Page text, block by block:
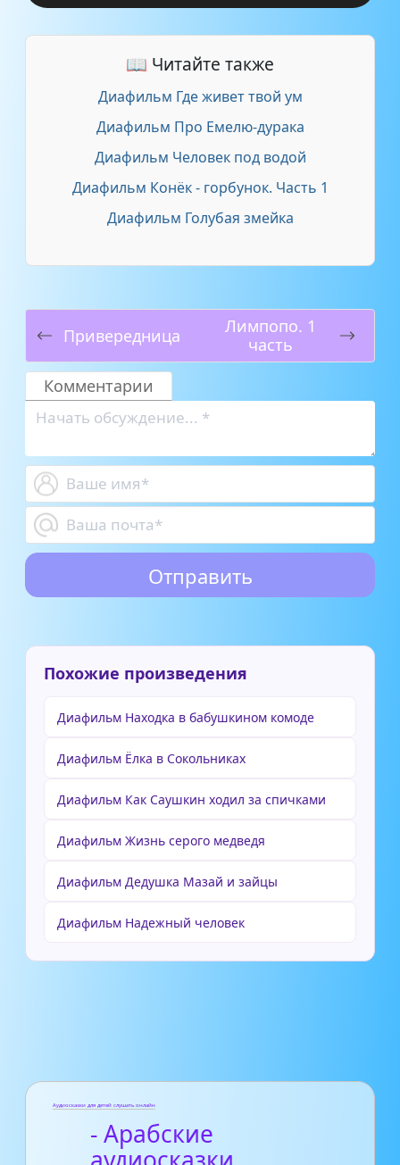
📖 Читайте также
Диафильм Где живет твой ум
Диафильм Про Емелю-дурака
Диафильм Человек под водой
Диафильм Конёк - горбунок. Часть 1
Диафильм Голубая змейка
Привередница
Лимпопо. 1
часть
Комментарии
Похожие произведения
Диафильм Находка в бабушкином комоде
Диафильм Ёлка в Сокольниках
Диафильм Как Саушкин ходил за спичками
Диафильм Жизнь серого медведя
Диафильм Дедушка Мазай и зайцы
Диафильм Надежный человек
Аудиосказки для детей слушать онлайн
- Арабские